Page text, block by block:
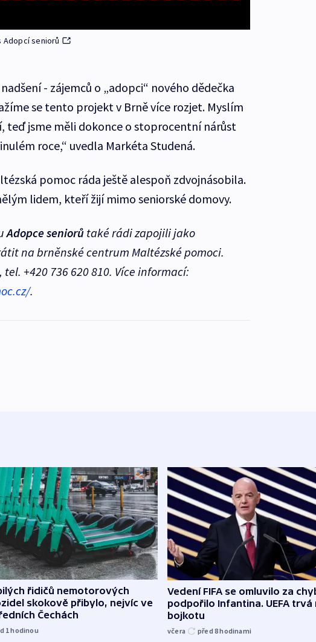
Adopcí seniorů
- zájemců o „adopci“ nového dědečka
se tento projekt v Brně více rozjet. Myslím
teď jsme měli dokonce o stoprocentní nárůst
roce,“ uvedla Markéta Studená.
pomoc ráda ještě alespoň zdvojnásobila.
lidem, kteří žijí mimo seniorské domovy.
Adopce seniorůtaké rádi zapojili jako
na brněnské centrum Maltézské pomoci.
+420 736 620 810. Více informací:
.
řidičů nemotorových
skokově přibylo, nejvíc ve
Čechách
1hodinou
Vedení FIFA se omluvilo za
podpořilo Infantina. UEFA trvá
bojkotu
včera před 8hodinami